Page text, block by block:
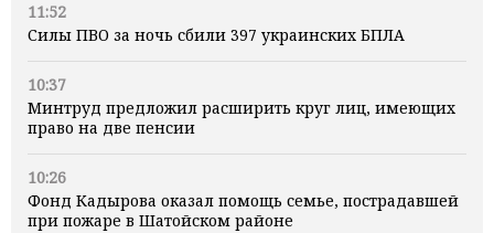
11:52
Силы ПВО за ночь сбили 397 украинских БПЛА
10:37
Минтруд предложил расширить круг лиц, имеющих
право на две пенсии
10:26
Фонд Кадырова оказал помощь семье, пострадавшей
при пожаре в Шатойском районе